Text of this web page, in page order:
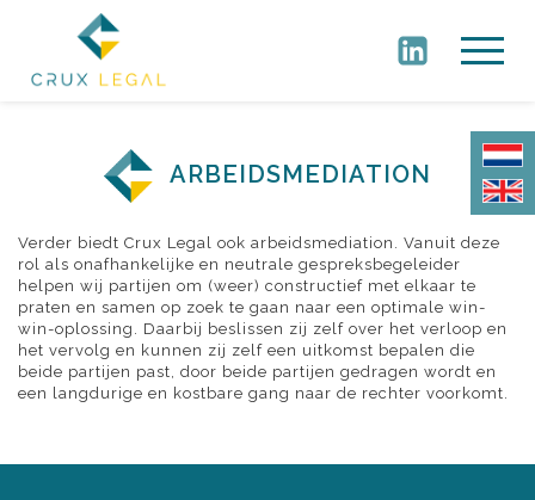
ARBEIDSMEDIATION
Verder biedt Crux Legal ook arbeidsmediation. Vanuit deze
rol als onafhankelijke en neutrale gespreksbegeleider
helpen wij partijen om (weer) constructief met elkaar te
praten en samen op zoek te gaan naar een optimale win-
win-oplossing. Daarbij beslissen zij zelf over het verloop en
het vervolg en kunnen zij zelf een uitkomst bepalen die
beide partijen past, door beide partijen gedragen wordt en
een langdurige en kostbare gang naar de rechter voorkomt.